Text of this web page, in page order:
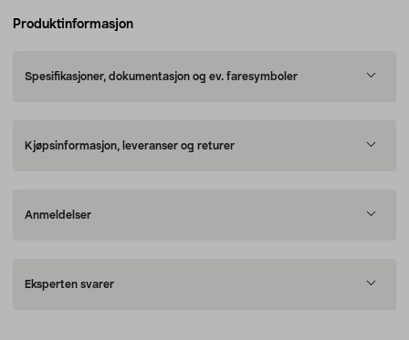
Produktinformasjon
Spesifikasjoner, dokumentasjon og ev. faresymboler
Kjøpsinformasjon, leveranser og returer
Anmeldelser
Eksperten svarer